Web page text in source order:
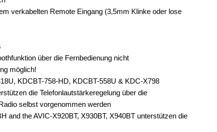
verkabelten Remote Eingang (3,5mm Klinke oder lose
über die Fernbedienung nicht
möglich!
KDCBT-758-HD, KDCBT-558U & KDC-X798
die Telefonlautstärkeregelung über die
selbst vorgenommen werden
and the AVIC-X920BT, X930BT, X940BT unterstützen die